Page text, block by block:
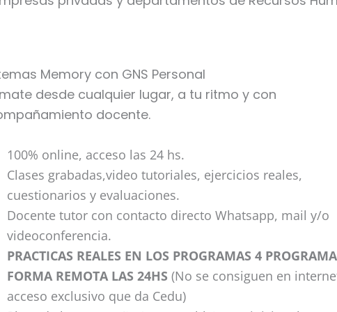
Memory con GNS Personal
desde cualquier lugar, a tu ritmo y con
docente.
100% online, acceso las 24 hs.
Clases grabadas,video tutoriales, ejercicios reales,
cuestionarios y evaluaciones.
Docente tutor con contacto directo Whatsapp, mail y/o
videoconferencia.
PRACTICAS REALES EN LOS PROGRAMAS 4
FORMA REMOTA LAS 24HS (No se consiguen en
acceso exclusivo que da Cedu)